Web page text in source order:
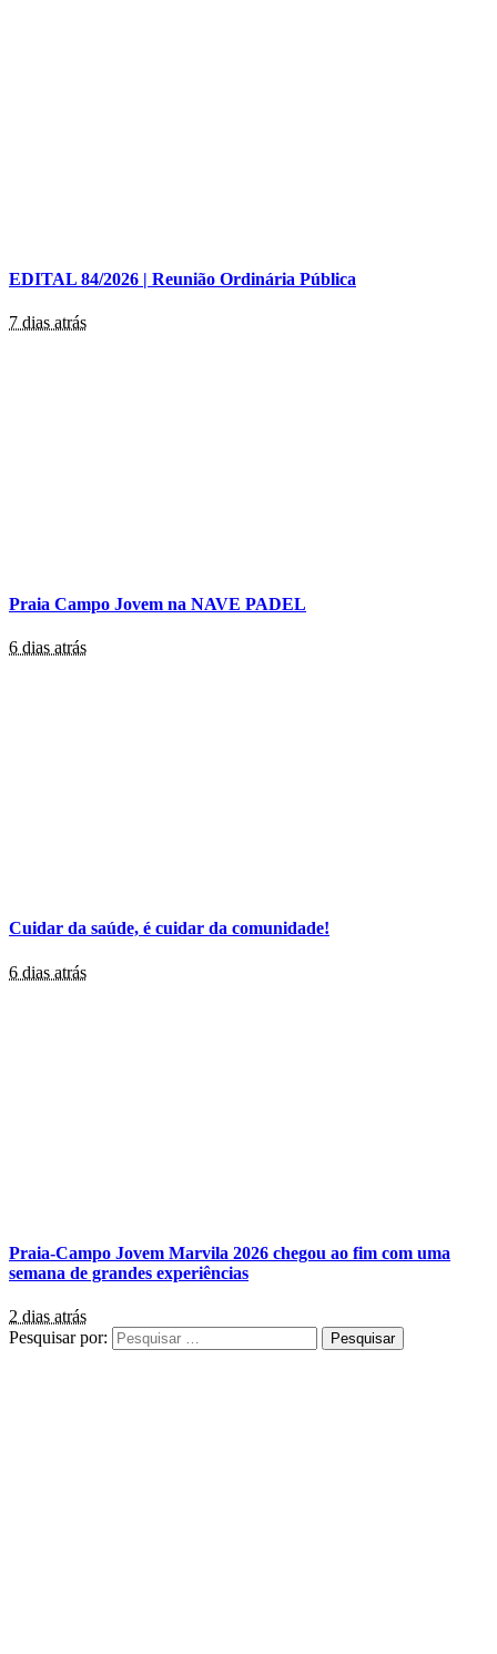
EDITAL 84/2026 | Reunião Ordinária Pública
7 dias atrás
Praia Campo Jovem na NAVE PADEL
6 dias atrás
Cuidar da saúde, é cuidar da comunidade!
6 dias atrás
Praia-Campo Jovem Marvila 2026 chegou ao fim com uma
semana de grandes experiências
2 dias atrás
Pesquisar por: